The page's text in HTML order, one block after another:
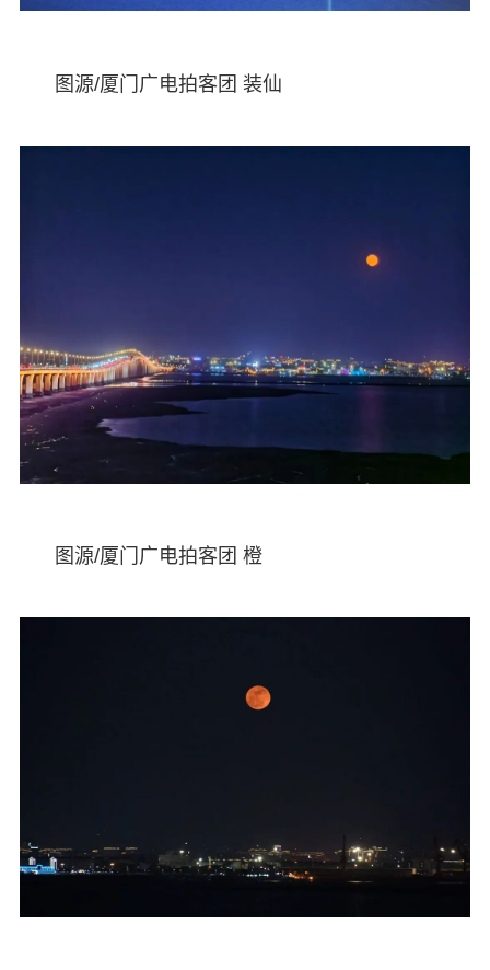
图源/厦门广电拍客团 装仙
图源/厦门广电拍客团 橙